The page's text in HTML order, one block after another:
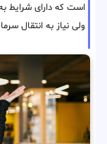
است که دارای شرایط
ولی نیاز به انتقال